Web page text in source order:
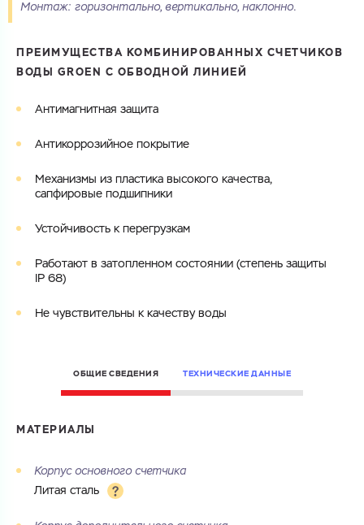
Cоглашаюсь на обработкуперсональных данных
Имя
Cоглашаюсь на обработкуперсональных данных
Имя
Электронная почта
Файл с реквизитами огранизации (любой формат, макс. 20
ГОТОВО
Монтаж: горизонтально, вертикально, наклонно.
ПРЕИМУЩЕСТВА КОМБИНИРОВАННЫХ СЧЕТЧИКОВ
ВОДЫ GROEN С ОБВОДНОЙ ЛИНИЕЙ
Антимагнитная защита
Антикоррозийное покрытие
Механизмы из пластика высокого качества,
сапфировые подшипники
Устойчивость к перегрузкам
Работают в затопленном состоянии (степень защиты
IP 68)
Не чувствительны к качеству воды
ОБЩИЕ СВЕДЕНИЯ ТЕХНИЧЕСКИЕ ДАННЫЕ
МАТЕРИАЛЫ
Корпус основного счетчика
Литая сталь